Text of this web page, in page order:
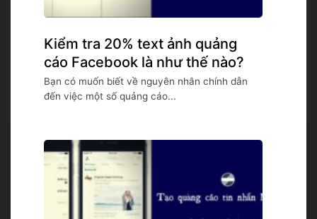
Kiểm tra 20% text ảnh quảng
cáo Facebook là như thế nào?
Bạn có muốn biết về nguyên nhân chính dẫn
đến việc một số quảng cáo...